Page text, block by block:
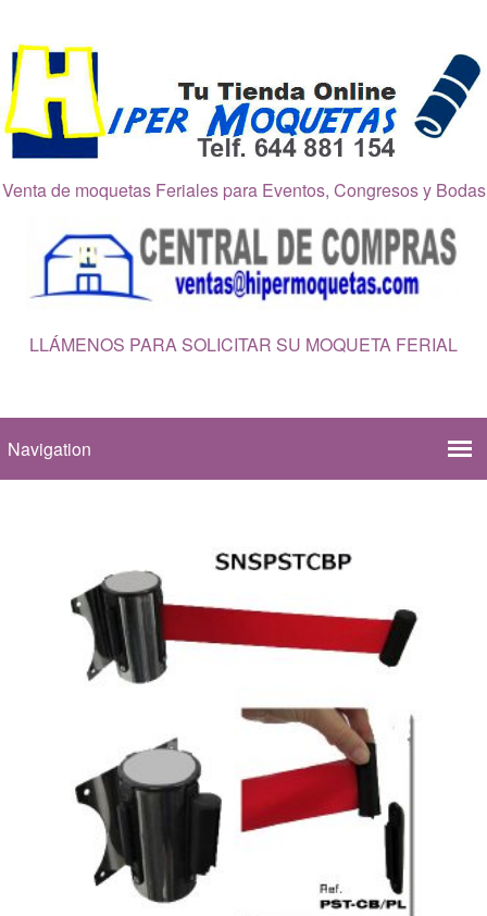
Venta de moquetas Feriales para Eventos, Congresos y Bodas
LLÁMENOS PARA SOLICITAR SU MOQUETA FERIAL